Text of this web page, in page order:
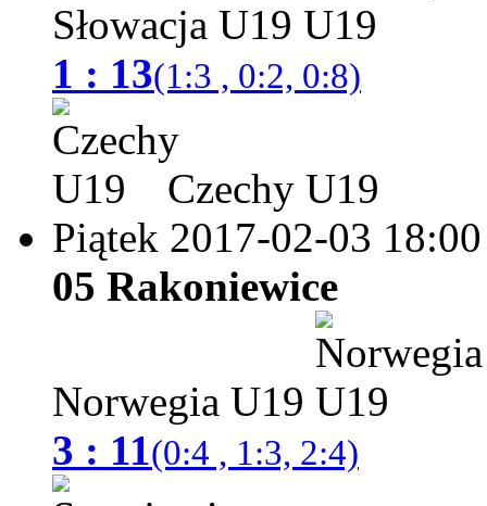
Słowacja U19
1 : 13(1:3 , 0:2, 0:8)
Czechy U19
Piątek 2017-02-03 18:00
05 Rakoniewice
Norwegia U19
3 : 11(0:4 , 1:3, 2:4)